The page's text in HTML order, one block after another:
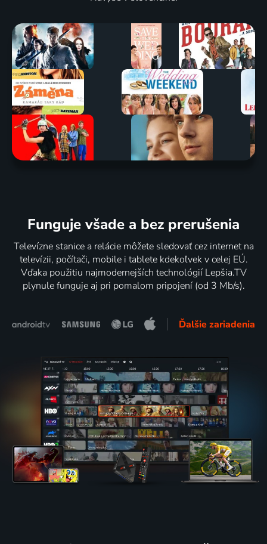
Funguje všade a bez prerušenia
Televízne stanice a relácie môžete sledovať cez internet na
televízii, počítači, mobile i tablete kdekoľvek v celej EÚ.
Vďaka použitiu najmodernejších technológií Lepšia.TV
plynule funguje aj pri pomalom pripojení (od 3 Mb/s).
Ďalšie zariadenia